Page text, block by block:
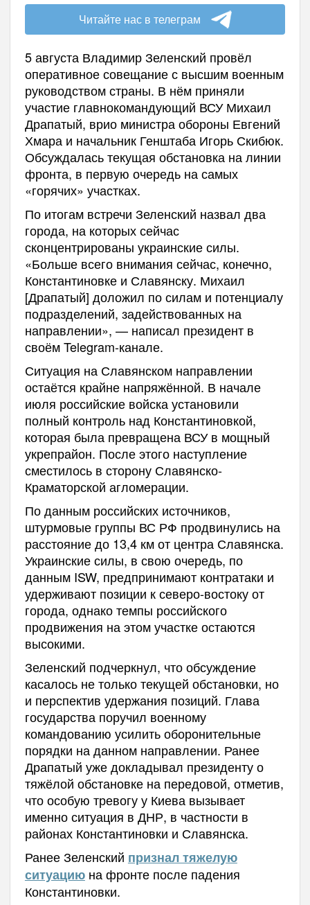
Читайте нас в телеграм
5 августа Владимир Зеленский провёл
оперативное совещание с высшим военным
руководством страны. В нём приняли
участие главнокомандующий ВСУ Михаил
Драпатый, врио министра обороны Евгений
Хмара и начальник Генштаба Игорь Скибюк.
Обсуждалась текущая обстановка на линии
фронта, в первую очередь на самых
«горячих» участках.
По итогам встречи Зеленский назвал два
города, на которых сейчас
сконцентрированы украинские силы.
«Больше всего внимания сейчас, конечно,
Константиновке и Славянску. Михаил
[Драпатый] доложил по силам и потенциалу
подразделений, задействованных на
направлении», — написал президент в
своём Telegram-канале.
Ситуация на Славянском направлении
остаётся крайне напряжённой. В начале
июля российские войска установили
полный контроль над Константиновкой,
которая была превращена ВСУ в мощный
укрепрайон. После этого наступление
сместилось в сторону Славянско-
Краматорской агломерации.
По данным российских источников,
штурмовые группы ВС РФ продвинулись на
расстояние до 13,4 км от центра Славянска.
Украинские силы, в свою очередь, по
данным ISW, предпринимают контратаки и
удерживают позиции к северо-востоку от
города, однако темпы российского
продвижения на этом участке остаются
высокими.
Зеленский подчеркнул, что обсуждение
касалось не только текущей обстановки, но
и перспектив удержания позиций. Глава
государства поручил военному
командованию усилить оборонительные
порядки на данном направлении. Ранее
Драпатый уже докладывал президенту о
тяжёлой обстановке на передовой, отметив,
что особую тревогу у Киева вызывает
именно ситуация в ДНР, в частности в
районах Константиновки и Славянска.
Ранее Зеленский признал тяжелую
ситуациюна фронте после падения
Константиновки.